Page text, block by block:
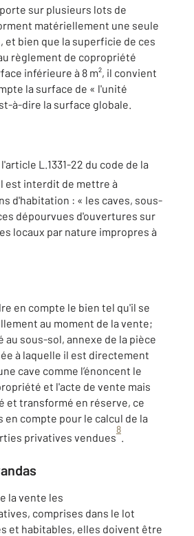
sur plusieurs lots de
matériellement une seule
et bien que la superficie de ces
règlement de copropriété
inférieure à 8 m², il convient
la surface de « l'unité
à-dire la surface globale.
L.1331-22 du code de la
est interdit de mettre à
d'habitation : « les caves, sous-
dépourvues d'ouvertures sur
locaux par nature impropres à
en compte le bien tel qu'il se
au moment de la vente;
au sous-sol, annexe de la pièce
à laquelle il est directement
cave comme l’énoncent le
et l'acte de vente mais
et transformé en réserve, ce
en compte pour le calcul de la
privatives vendues
8
.
la vente les
comprises dans le lot
et habitables, elles doivent être